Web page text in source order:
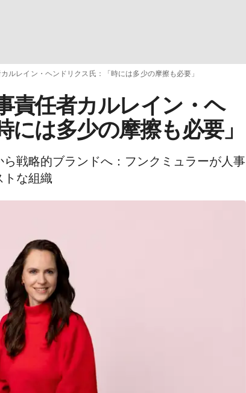
ルレイン・ヘンドリクス氏：「時には多少の摩擦も必要」
責任者カルレイン・ヘ
は多少の摩擦も必要」
戦略的ブランドへ：フンクミュラーが人事
な組織